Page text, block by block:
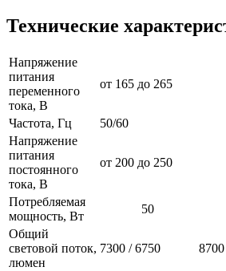
Технические
Напряжение
питания
переменного
тока, В
от 165 до 265
Частота, Гц
50/60
Напряжение
питания
постоянного
тока, В
от 200 до 250
Потребляемая
мощность, Вт
50
Общий
световой поток,
люмен
7300 / 6750